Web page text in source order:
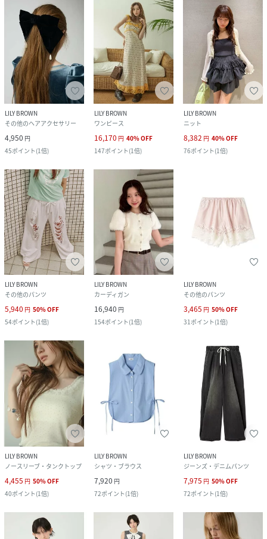
LILY BROWN
その他のヘアアクセサリー
4,950 円
45ポイント(1倍)
LILY BROWN
ワンピース
16,170 円 40%OFF
147ポイント(1倍)
LILY BROWN
ニット
8,382 円 40%OFF
76ポイント(1倍)
LILY BROWN
その他のパンツ
5,940 円 50%OFF
54ポイント(1倍)
LILY BROWN
カーディガン
16,940 円
154ポイント(1倍)
LILY BROWN
その他のパンツ
3,465 円 50%OFF
31ポイント(1倍)
LILY BROWN
ノースリーブ・タンクトップ
4,455 円 50%OFF
40ポイント(1倍)
LILY BROWN
シャツ・ブラウス
7,920 円
72ポイント(1倍)
LILY BROWN
ジーンズ・デニムパンツ
7,975 円 50%OFF
72ポイント(1倍)